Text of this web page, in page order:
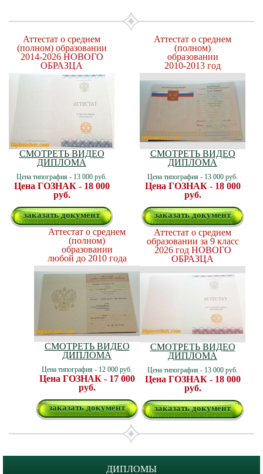
Аттестат о среднем
(полном) образовании
2014-2026 НОВОГО
ОБРАЗЦА
СМОТРЕТЬ ВИДЕО
ДИПЛОМА
Цена типография - 13 000 руб.
Цена ГОЗНАК - 18 000
руб.
заказать документ
Аттестат о среднем
(полном)
образовании
2010-2013 год
СМОТРЕТЬ ВИДЕО
ДИПЛОМА
Цена типография - 13 000 руб.
Цена ГОЗНАК - 18 000
руб.
заказать документ
Аттестат о среднем
(полном)
образовании
любой до 2010 года
СМОТРЕТЬ ВИДЕО
ДИПЛОМА
Цена типография - 12 000 руб.
Цена ГОЗНАК - 17 000
руб.
заказать документ
Аттестат о среднем
образовании за 9 класс
2026 год НОВОГО
ОБРАЗЦА
СМОТРЕТЬ ВИДЕО
ДИПЛОМА
Цена типография - 13 000 руб.
Цена ГОЗНАК - 18 000
руб.
заказать документ
ДИПЛОМЫ